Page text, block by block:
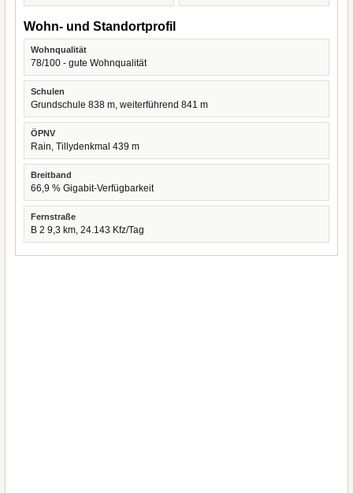
Wohn- und Standortprofil
Wohnqualität
78/100 - gute Wohnqualität
Schulen
Grundschule 838 m, weiterführend 841 m
ÖPNV
Rain, Tillydenkmal 439 m
Breitband
66,9 % Gigabit-Verfügbarkeit
Fernstraße
B 2 9,3 km, 24.143 Kfz/Tag